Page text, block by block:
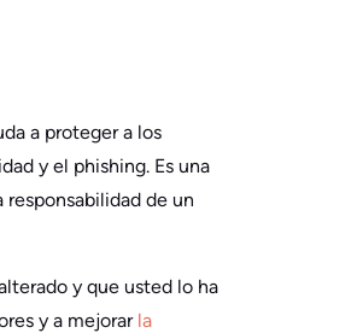
a proteger a los
y el phishing. Es una
de un
y que usted lo ha
y a mejorar la